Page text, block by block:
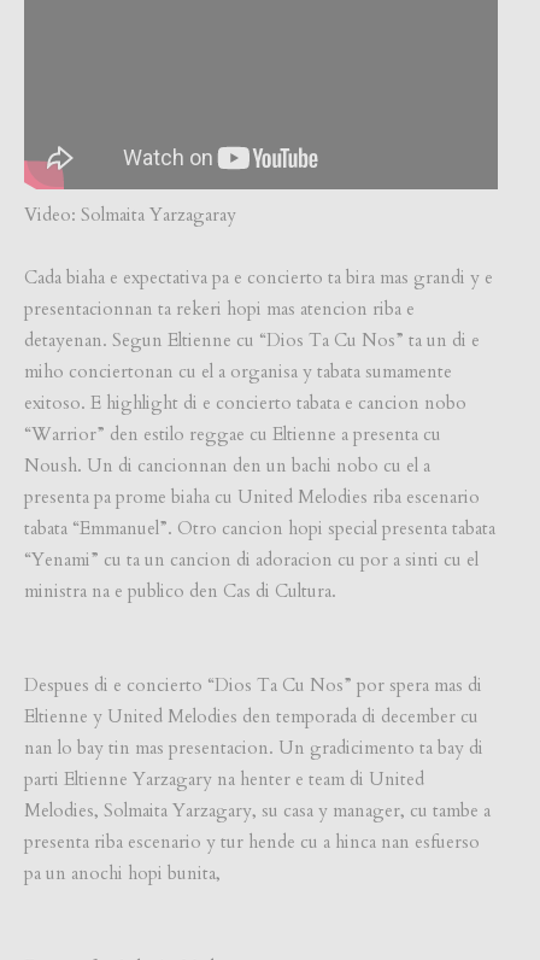
Video: Solmaita Yarzagaray
Cada biaha e expectativa pa e concierto ta bira mas grandi y e
presentacionnan ta rekeri hopi mas atencion riba e
detayenan. Segun Eltienne cu “Dios Ta Cu Nos” ta un di e
miho conciertonan cu el a organisa y tabata sumamente
exitoso. E highlight di e concierto tabata e cancion nobo
“Warrior” den estilo reggae cu Eltienne a presenta cu
Noush. Un di cancionnan den un bachi nobo cu el a
presenta pa prome biaha cu United Melodies riba escenario
tabata “Emmanuel”. Otro cancion hopi special presenta tabata
“Yenami” cu ta un cancion di adoracion cu por a sinti cu el
ministra na e publico den Cas di Cultura.
Despues di e concierto “Dios Ta Cu Nos” por spera mas di
Eltienne y United Melodies den temporada di december cu
nan lo bay tin mas presentacion. Un gradicimento ta bay di
parti Eltienne Yarzagary na henter e team di United
Melodies, Solmaita Yarzagary, su casa y manager, cu tambe a
presenta riba escenario y tur hende cu a hinca nan esfuerso
pa un anochi hopi bunita,